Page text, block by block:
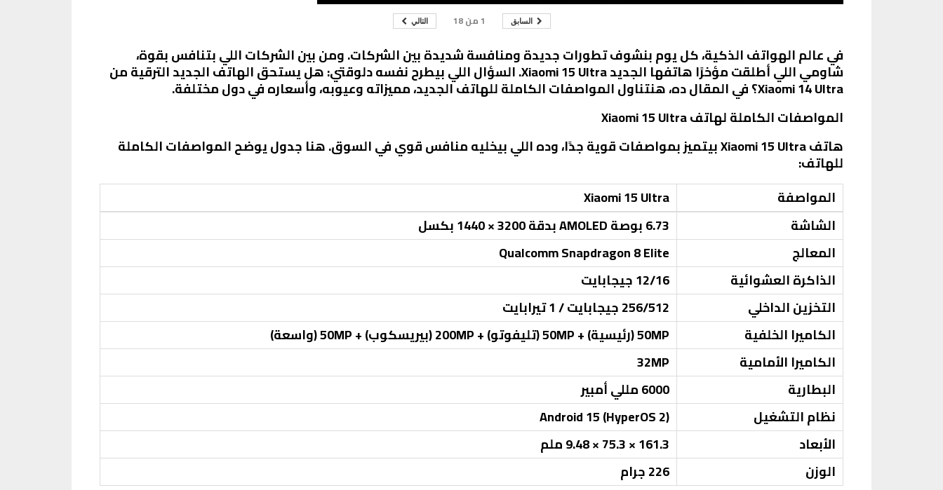
السابق 1 من18 التالي
في عالم الهواتف الذكية، كل يوم بنشوف تطورات جديدة ومنافسة شديدة بين الشركات. ومن بين الشركات اللي بتنافس بقوة،
شاومي اللي أطلقت مؤخرًا هاتفها الجديد Xiaomi 15 Ultra. السؤال اللي بيطرح نفسه دلوقتي: هل يستحق الهاتف الجديد الترقية من
Xiaomi 14 Ultra؟ في المقال ده، هنتناول المواصفات الكاملة للهاتف الجديد، مميزاته وعيوبه، وأسعاره في دول مختلفة.
المواصفات الكاملة لهاتف Xiaomi 15 Ultra
هاتف Xiaomi 15 Ultra بيتميز بمواصفات قوية جدًا، وده اللي بيخليه منافس قوي في السوق. هنا جدول يوضح المواصفات الكاملة
للهاتف:
المواصفة
Xiaomi 15 Ultra
الشاشة
6.73 بوصة AMOLED بدقة 3200 × 1440 بكسل
المعالج
Qualcomm Snapdragon 8 Elite
الذاكرة العشوائية
12/16 جيجابايت
التخزين الداخلي
256/512 جيجابايت / 1 تيرابايت
الكاميرا الخلفية
50MP (رئيسية) + 50MP (تليفوتو) + 200MP (بيريسكوب) + 50MP (واسعة)
الكاميرا الأمامية
32MP
البطارية
6000 مللي أمبير
نظام التشغيل
Android 15 (HyperOS 2)
الأبعاد
161.3 × 75.3 × 9.48 ملم
الوزن
226 جرام